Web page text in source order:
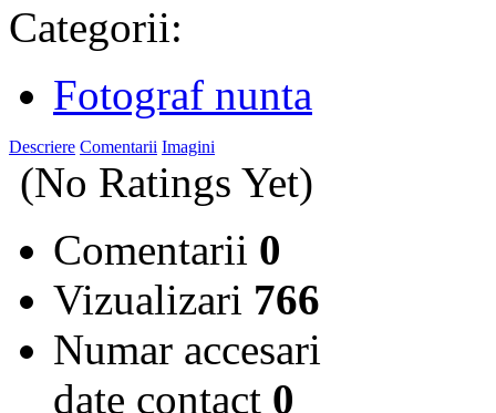
Categorii:
Fotograf nunta
Descriere Comentarii Imagini
(No Ratings Yet)
Comentarii 0
Vizualizari 766
Numar accesari
date contact 0